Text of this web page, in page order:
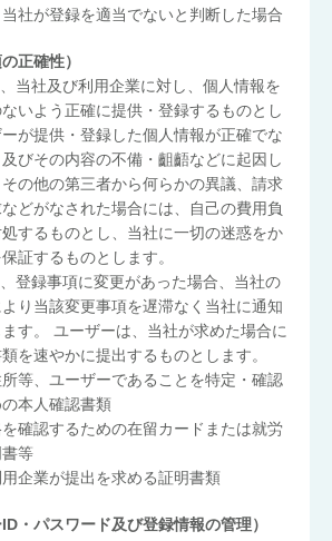
社が登録を適当でないと判断した場合
正確性）
当社及び利用企業に対し、個人情報を
いよう正確に提供・登録するものとし
が提供・登録した個人情報が正確でな
びその内容の不備・齟齬などに起因し
の他の第三者から何らかの異議、請求
どがなされた場合には、自己の費用負
するものとし、当社に一切の迷惑をか
証するものとします。
登録事項に変更があった場合、当社の
り当該変更事項を遅滞なく当社に通知
す。 ユーザーは、当社が求めた場合に
を速やかに提出するものとします。
等、ユーザーであることを特定・確認
本人確認書類
確認するための在留カードまたは就労
等
企業が提出を求める証明書類
・パスワード及び登録情報の管理）